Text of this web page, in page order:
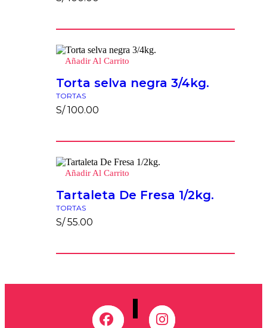
Añadir Al Carrito
Torta selva negra 3/4kg.
TORTAS
S/100.00
Añadir Al Carrito
Tartaleta De Fresa 1/2kg.
TORTAS
S/55.00